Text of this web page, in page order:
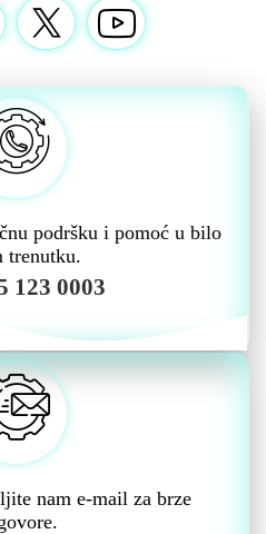
podršku i pomoć u bilo
trenutku.
123 0003
nam e-mail za brze